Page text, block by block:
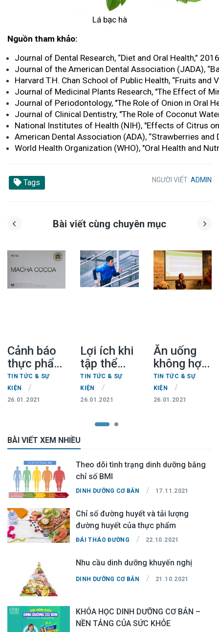
Lá bạc hà
Nguồn tham khảo:
Journal of Dental Research, “Diet and Oral Health,”
Journal of the American Dental Association (JADA),
Harvard T.H. Chan School of Public Health, “Fruits and
Journal of Medicinal Plants Research, "The Effect of
Journal of Periodontology, "The Role of Onion in Oral
Journal of Clinical Dentistry, "The Role of Coconut
National Institutes of Health (NIH), "Effects of Citrus
American Dental Association (ADA), “Strawberries and
World Health Organization (WHO), "Oral Health and
Tags NGƯỜI VIẾT: ADMIN
Bài viết cùng chuyên mục
Cảnh báo
thực phẩm
bảo vệ sức
khỏe chứa
tân dược
cho người
dùng
TIN TỨC & SỰ
KIỆN
/
26.01.2021
Lợi ích khi
tập thể
dục dưới
trời lạnh
TIN TỨC & SỰ
KIỆN
/
26.01.2021
Ăn uống
không hợp
lý, trẻ em
nhà 'có
điều kiện'
TIN TỨC & SỰ
KIỆN
/
26.01.2021
BÀI VIẾT XEM NHIỀU
Theo dõi tình trạng dinh dưỡng bằng
chỉ số BMI
DINH DƯỠNG CƠ BẢN / 17.11.2021
Chỉ số đường huyết và tải lượng
đường huyết của thực phẩm
ĐÁI THÁO ĐƯỜNG / 22.10.2021
Nhu cầu dinh dưỡng khuyến nghị
DINH DƯỠNG CƠ BẢN / 21.10.2021
KHÓA HỌC DINH DƯỠNG CƠ BẢN –
NỀN TẢNG CỦA SỨC KHỎE